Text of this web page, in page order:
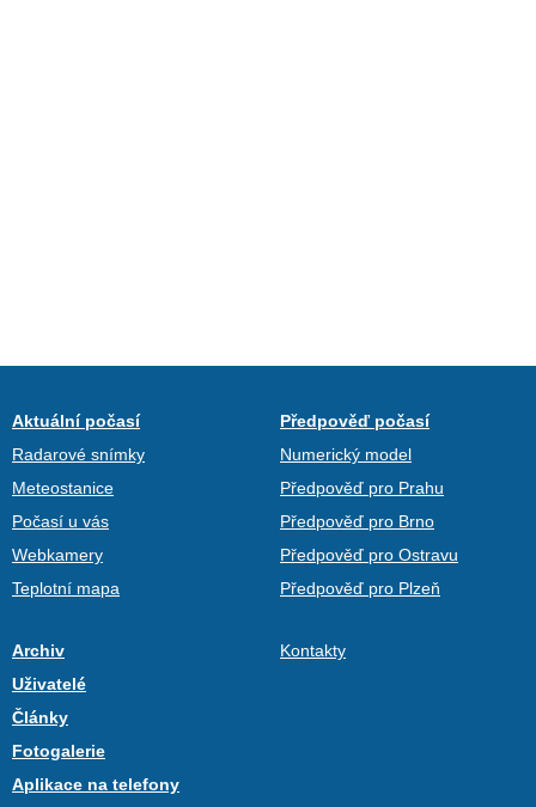
Aktuální počasí
Radarové snímky
Meteostanice
Počasí u vás
Webkamery
Teplotní mapa
Předpověď počasí
Numerický model
Předpověď pro Prahu
Předpověď pro Brno
Předpověď pro Ostravu
Předpověď pro Plzeň
Archiv
Uživatelé
Články
Fotogalerie
Aplikace na telefony
Kontakty